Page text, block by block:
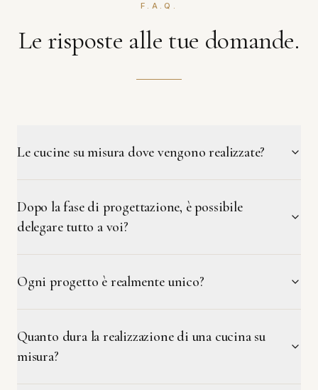
F.A.Q.
Le risposte alle tue domande.
Le cucine su misura dove vengono realizzate?
Dopo la fase di progettazione, è possibile
delegare tutto a voi?
Ogni progetto è realmente unico?
Quanto dura la realizzazione di una cucina su
misura?